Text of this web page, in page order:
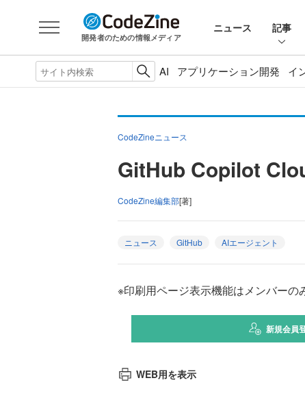
開発者のための情報メディア
ニュース 記事
AI アプリケーション開発 イ
CodeZineニュース
GitHub Copilot
CodeZine編集部[著]
ニュース GitHub AIエージェント
※印刷用ページ表示機能はメンバーの
新規会員
WEB用を表示